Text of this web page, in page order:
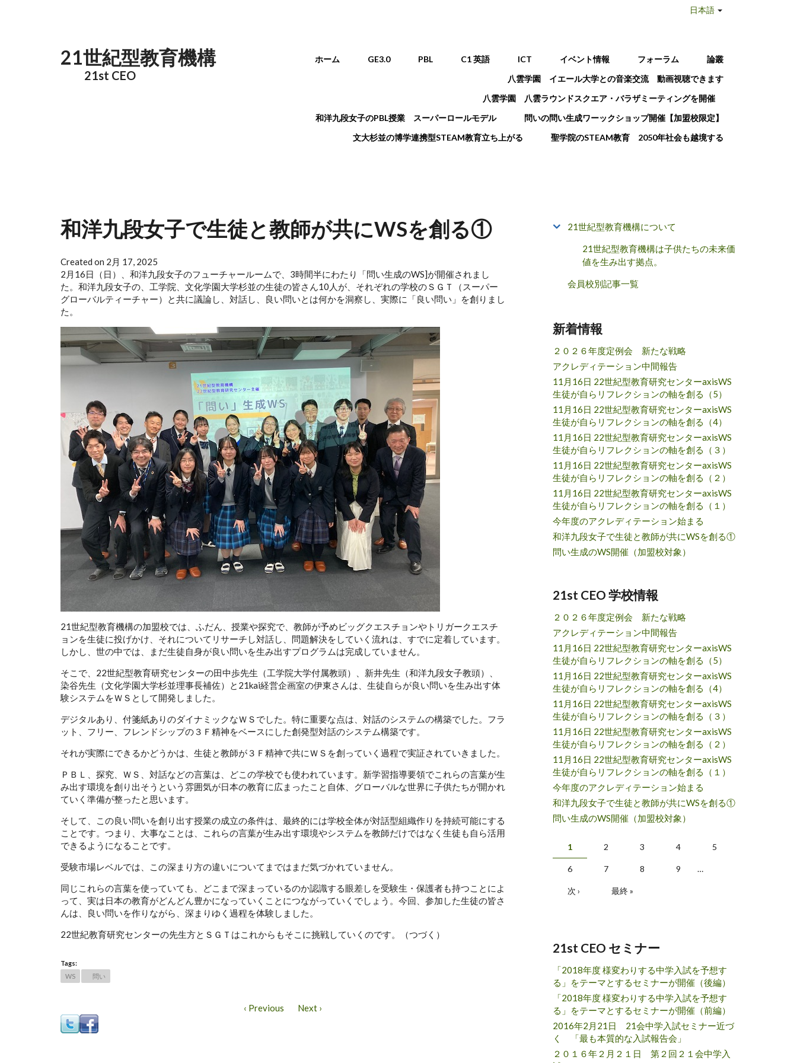
日本語
21世紀型教育機構
21st CEO
メインメニュー
ホーム GE3.0 PBL C1 英語 ICT イベント情報 フォーラム
論叢
八雲学園 イエール大学との音楽交流 動画視聴できます
八雲学園 八雲ラウンドスクエア・バラザミーティングを開催
和洋九段女子のPBL授業 スーパーロールモデル
問いの問い生成ワーックショップ開催【加盟校限定】
文大杉並の博学連携型STEAM教育立ち上がる
聖学院のSTEAM教育 2050年社会も越境する
和洋九段女子で生徒と教師が共にWSを創る①
Created on 2月 17, 2025
2月16日（日）、和洋九段女子のフューチャールームで、3時間半にわたり「問い生成のWS]が開催されまし
た。和洋九段女子の、工学院、文化学園大学杉並の生徒の皆さん10人が、それぞれの学校のＳＧＴ（スーパー
グローバルティーチャー）と共に議論し、対話し、良い問いとは何かを洞察し、実際に「良い問い」を創りまし
た。
21世紀型教育機構の加盟校では、ふだん、授業や探究で、教師が予めビッグクエスチョンやトリガークエスチ
ョンを生徒に投げかけ、それについてリサーチし対話し、問題解決をしていく流れは、すでに定着しています。
しかし、世の中では、まだ生徒自身が良い問いを生み出すプログラムは完成していません。
そこで、22世紀型教育研究センターの田中歩先生（工学院大学付属教頭）、新井先生（和洋九段女子教頭）、
染谷先生（文化学園大学杉並理事長補佐）と21kai経営企画室の伊東さんは、生徒自らが良い問いを生み出す体
験システムをＷＳとして開発しました。
デジタルあり、付箋紙ありのダイナミックなＷＳでした。特に重要な点は、対話のシステムの構築でした。フラ
ット、フリー、フレンドシップの３Ｆ精神をベースにした創発型対話のシステム構築です。
それが実際にできるかどうかは、生徒と教師が３Ｆ精神で共にＷＳを創っていく過程で実証されていきました。
ＰＢＬ、探究、ＷＳ、対話などの言葉は、どこの学校でも使われています。新学習指導要領でこれらの言葉が生
み出す環境を創り出そうという雰囲気が日本の教育に広まったこと自体、グローバルな世界に子供たちが開かれ
ていく準備が整ったと思います。
そして、この良い問いを創り出す授業の成立の条件は、最終的には学校全体が対話型組織作りを持続可能にする
ことです。つまり、大事なことは、これらの言葉が生み出す環境やシステムを教師だけではなく生徒も自ら活用
できるようになることです。
受験市場レベルでは、この深まり方の違いについてまではまだ気づかれていません。
同じこれらの言葉を使っていても、どこまで深まっているのか認識する眼差しを受験生・保護者も持つことによ
って、実は日本の教育がどんどん豊かになっていくことにつながっていくでしょう。今回、参加した生徒の皆さ
んは、良い問いを作りながら、深まりゆく過程を体験しました。
22世紀教育研究センターの先生方とＳＧＴはこれからもそこに挑戦していくのです。（つづく）
Tags:
WS
問い
‹ Previous Next ›
21世紀型教育機構について
21世紀型教育機構は子供たちの未来価
値を生み出す拠点。
会員校別記事一覧
新着情報
２０２６年度定例会 新たな戦略
アクレディテーション中間報告
11月16日 22世紀型教育研究センターaxisWS
生徒が自らリフレクションの軸を創る（5）
11月16日 22世紀型教育研究センターaxisWS
生徒が自らリフレクションの軸を創る（4）
11月16日 22世紀型教育研究センターaxisWS
生徒が自らリフレクションの軸を創る（３）
11月16日 22世紀型教育研究センターaxisWS
生徒が自らリフレクションの軸を創る（２）
11月16日 22世紀型教育研究センターaxisWS
生徒が自らリフレクションの軸を創る（１）
今年度のアクレディテーション始まる
和洋九段女子で生徒と教師が共にWSを創る①
問い生成のWS開催（加盟校対象）
21st CEO 学校情報
２０２６年度定例会 新たな戦略
アクレディテーション中間報告
11月16日 22世紀型教育研究センターaxisWS
生徒が自らリフレクションの軸を創る（5）
11月16日 22世紀型教育研究センターaxisWS
生徒が自らリフレクションの軸を創る（4）
11月16日 22世紀型教育研究センターaxisWS
生徒が自らリフレクションの軸を創る（３）
11月16日 22世紀型教育研究センターaxisWS
生徒が自らリフレクションの軸を創る（２）
11月16日 22世紀型教育研究センターaxisWS
生徒が自らリフレクションの軸を創る（１）
今年度のアクレディテーション始まる
和洋九段女子で生徒と教師が共にWSを創る①
問い生成のWS開催（加盟校対象）
ページ
1 2 3 4 5
6 7 8 9 …
次 › 最終 »
21st CEO セミナー
「2018年度 様変わりする中学入試を予想す
る」をテーマとするセミナーが開催（後編）
「2018年度 様変わりする中学入試を予想す
る」をテーマとするセミナーが開催（前編）
2016年2月21日 21会中学入試セミナー近づ
く 「最も本質的な入試報告会」
２０１６年２月２１日 第２回２１会中学入